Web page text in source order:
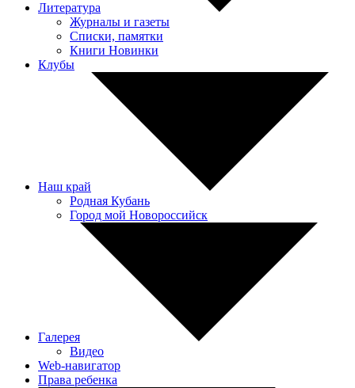
Литература
Журналы и газеты
Списки, памятки
Книги Новинки
Клубы
Наш край
Родная Кубань
Город мой Новороссийск
Галерея
Видео
Web-навигатор
Права ребенка